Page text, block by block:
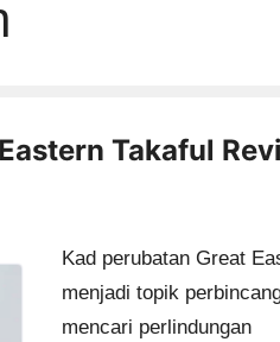
Takaful
Kad perubatan Great
menjadi topik
mencari perlindungan